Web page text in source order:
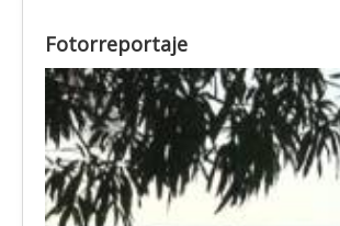
Fotorreportaje